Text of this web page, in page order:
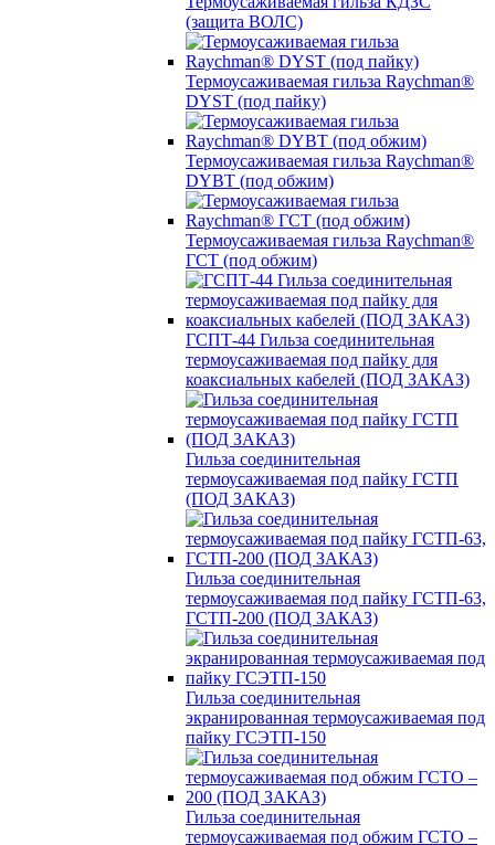
(защита ВОЛС)
Термоусаживаемая гильза Raychman®
DYST (под пайку)
Термоусаживаемая гильза Raychman®
DYBT (под обжим)
Термоусаживаемая гильза Raychman®
ГСТ (под обжим)
ГСПТ-44 Гильза соединительная
термоусаживаемая под пайку для
коаксиальных кабелей (ПОД ЗАКАЗ)
Гильза соединительная
термоусаживаемая под пайку ГСТП
(ПОД ЗАКАЗ)
Гильза соединительная
термоусаживаемая под пайку ГСТП-63,
ГСТП-200 (ПОД ЗАКАЗ)
Гильза соединительная
экранированная термоусаживаемая под
пайку ГСЭТП-150
Гильза соединительная
термоусаживаемая под обжим ГСТО –